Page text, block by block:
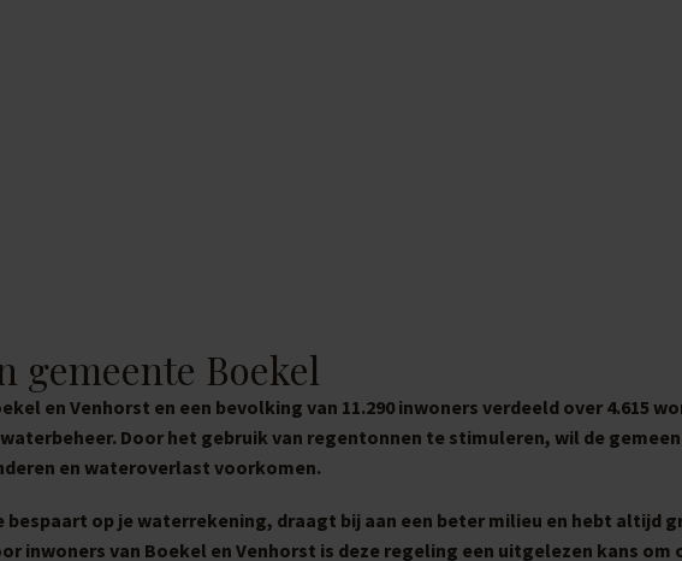
gemeente Boekel
en Venhorst en een bevolking van 11.290 inwoners verdeeld over 4.615
Door het gebruik van regentonnen te stimuleren, wil de
en wateroverlast voorkomen.
op je waterrekening, draagt bij aan een beter milieu en hebt altijd
inwoners van Boekel en Venhorst is deze regeling een uitgelezen kans om